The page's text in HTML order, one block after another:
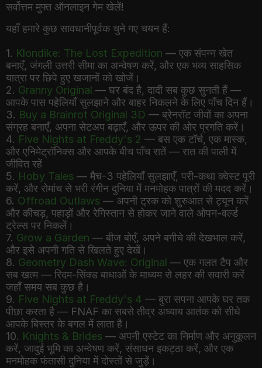
सर्वोत्तम मुफ्त ऑनलाइन गेम खेलें!
यहाँ हमारे कुछ सावधानीपूर्वक चुने गए चयन हैं:
1. Klondike: The Lost Expedition — एक संपन्न खेत
बनाएँ, जंगली उत्तरी सीमा का अन्वेषण करें, और एक भव्य साहसिक
यात्रा पर छिपे हुए खजानों को खोजें।
2. Granny Original — घर बंद है, दादी सब कुछ सुनती हैं —
आपके पास पहेलियाँ सुलझाने और बाहर निकलने के लिए पाँच दिन हैं।
3. Buy a Brainrot Original 3D — ब्रेनरॉट जीवों का अपना
संग्रह बनाएँ, अपना सेटअप बढ़ाएँ, और ऊपर की ओर प्रगति करें।
4. Five Nights at Freddy's 2 — बस एक टॉर्च, एक मास्क,
और एनिमेट्रॉनिक्स और आपके बीच पाँच रातें — रात की पाली में
जीवित रहें
5. Hoby Tales — मैच-3 पहेलियाँ सुलझाएँ, परी-कथा क्वेस्ट पूरी
करें, और रोमांच से भरी रंगीन दुनिया में मनमोहक पात्रों की मदद करें।
6. Offroad Outlaws — अपनी ट्रक को शुरुआत से ट्यून करें
और कीचड़, पहाड़ों और रेगिस्तान से होकर जाने वाले ओपन-वर्ल्ड
ट्रेल्स पर निकलें।
7. Grow a Garden — बीज बोएँ, अपने बगीचे की देखभाल करें,
और इसे अपनी गति से खिलते हुए देखें।
8. Geometry Dash Wave: Original — एक गलत टैप और
सब खत्म — रिदम-सिंक्ड बाधाओं के माध्यम से लहर की सवारी करें
जहाँ समय सब कुछ है।
9. Five Nights at Freddy's 4 — बुरा सपना आपके घर तक
पीछा करता है — FNAF का सबसे तीव्र अध्याय आतंक को सीधे
आपके बिस्तर के बगल में लाता है।
10. Knights & Brides — अपनी एस्टेट का निर्माण और अनुकूलन
करें, जादुई भूमि का अन्वेषण करें, संसाधन इकट्ठा करें, और एक
मनमोहक फंतासी दुनिया में दोस्तों से जुड़ें।